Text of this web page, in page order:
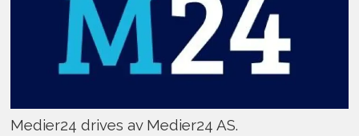
Medier24 drives av Medier24 AS.